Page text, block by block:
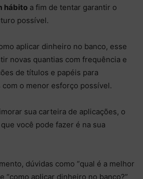
hábito a fim de tentar garantir o
possível.
aplicar dinheiro no banco, esse
novas quantias com frequência e
de títulos e papéis para
com o menor esforço possível.
sua carteira de aplicações, o
você pode fazer é na sua
dúvidas como “qual é a melhor
“como aplicar dinheiro no banco?”